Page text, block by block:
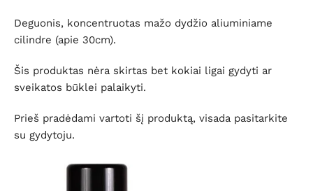
Deguonis, koncentruotas mažo dydžio aliuminiame
cilindre (apie 30cm).
Šis produktas nėra skirtas bet kokiai ligai gydyti ar
sveikatos būklei palaikyti.
Prieš pradėdami vartoti šį produktą, visada pasitarkite
su gydytoju.